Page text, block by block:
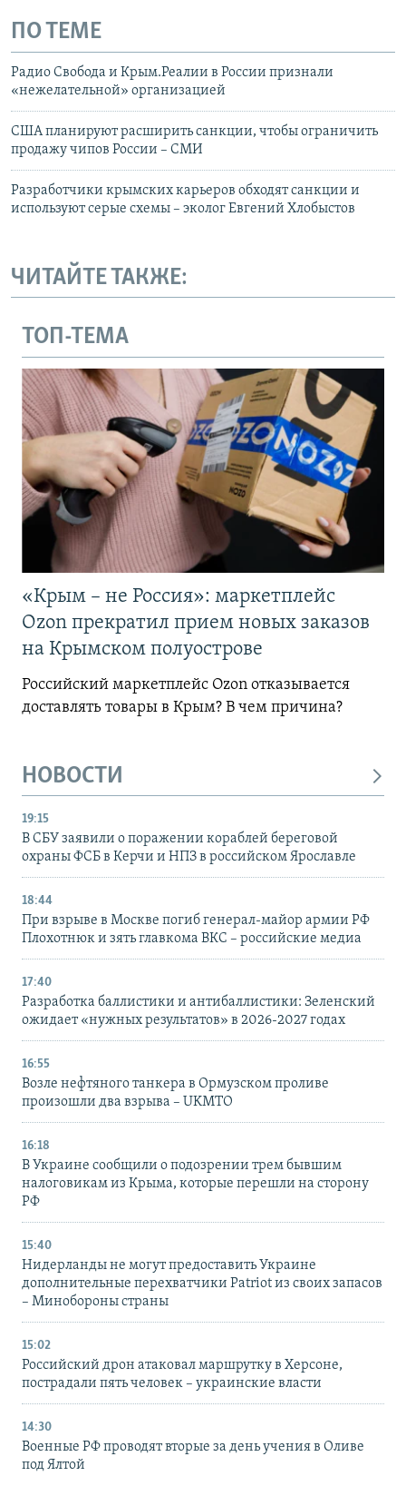
ПО ТЕМЕ
Радио Свобода и Крым.Реалии в России признали
«нежелательной» организацией
США планируют расширить санкции, чтобы ограничить
продажу чипов России – СМИ
Разработчики крымских карьеров обходят санкции и
используют серые схемы – эколог Евгений Хлобыстов
ЧИТАЙТЕ ТАКЖЕ:
ТОП-ТЕМА
«Крым – не Россия»: маркетплейс
Ozon прекратил прием новых заказов
на Крымском полуострове
Российский маркетплейс Ozon отказывается
доставлять товары в Крым? В чем причина?
НОВОСТИ
19:15
В СБУ заявили о поражении кораблей береговой
охраны ФСБ в Керчи и НПЗ в российском Ярославле
18:44
При взрыве в Москве погиб генерал-майор армии РФ
Плохотнюк и зять главкома ВКС – российские медиа
17:40
Разработка баллистики и антибаллистики: Зеленский
ожидает «нужных результатов» в 2026-2027 годах
16:55
Возле нефтяного танкера в Ормузском проливе
произошли два взрыва – UKMTO
16:18
В Украине сообщили о подозрении трем бывшим
налоговикам из Крыма, которые перешли на сторону
РФ
15:40
Нидерланды не могут предоставить Украине
дополнительные перехватчики Patriot из своих запасов
– Минобороны страны
15:02
Российский дрон атаковал маршрутку в Херсоне,
пострадали пять человек – украинские власти
14:30
Военные РФ проводят вторые за день учения в Оливе
под Ялтой